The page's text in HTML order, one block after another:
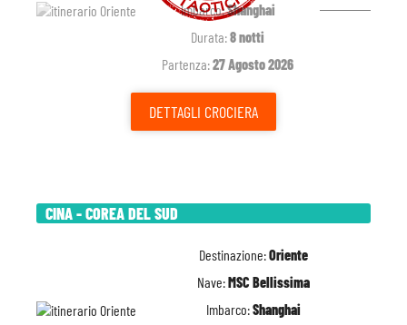
Imbarco:Shanghai
Durata:8 notti
Partenza:27 Agosto 2026
DETTAGLI CROCIERA
CINA - COREA DEL SUD
Destinazione:Oriente
Nave:MSC Bellissima
Imbarco:Shanghai